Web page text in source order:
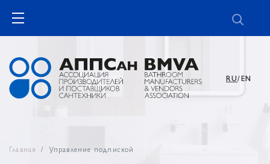
RU/EN
Главная Управление подпиской